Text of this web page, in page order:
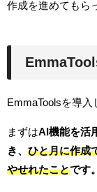
作成を進めてもら
EmmaToolsを導入
まずはAI機能を活
き、 ひと月に作成
やせれたことです。